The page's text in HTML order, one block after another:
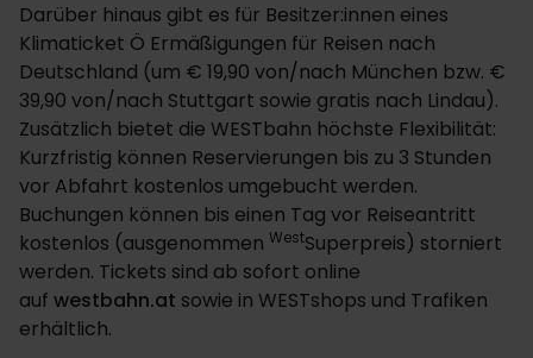
Darüber hinaus gibt es für Besitzer:innen eines
Klimaticket Ö Ermäßigungen für Reisen nach
Deutschland (um € 19,90 von/nach München bzw. €
39,90 von/nach Stuttgart sowie gratis nach Lindau).
Zusätzlich bietet die WESTbahn höchste Flexibilität:
Kurzfristig können Reservierungen bis zu 3 Stunden
vor Abfahrt kostenlos umgebucht werden.
Buchungen können bis einen Tag vor Reiseantritt
kostenlos (ausgenommen WestSuperpreis) storniert
werden. Tickets sind ab sofort online
auf westbahn.at sowie in WESTshops und Trafiken
erhältlich.